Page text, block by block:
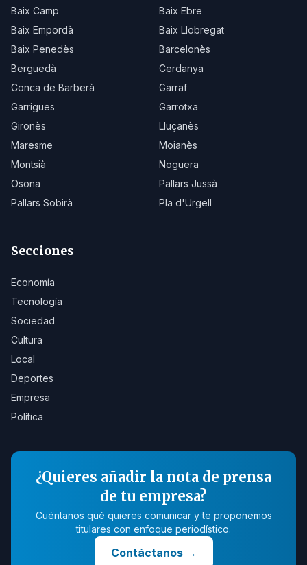
Baix Camp
Baix Ebre
Baix Empordà
Baix Llobregat
Baix Penedès
Barcelonès
Berguedà
Cerdanya
Conca de Barberà
Garraf
Garrigues
Garrotxa
Gironès
Lluçanès
Maresme
Moianès
Montsià
Noguera
Osona
Pallars Jussà
Pallars Sobirà
Pla d'Urgell
Secciones
Economía
Tecnología
Sociedad
Cultura
Local
Deportes
Empresa
Política
¿Quieres añadir la nota de prensa
de tu empresa?
Cuéntanos qué quieres comunicar y te proponemos
titulares con enfoque periodístico.
Contáctanos→